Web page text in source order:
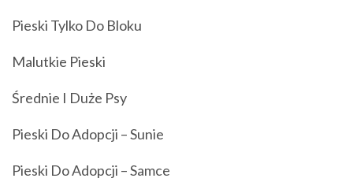
Pieski Tylko Do Bloku
Malutkie Pieski
Średnie I Duże Psy
Pieski Do Adopcji – Sunie
Pieski Do Adopcji – Samce